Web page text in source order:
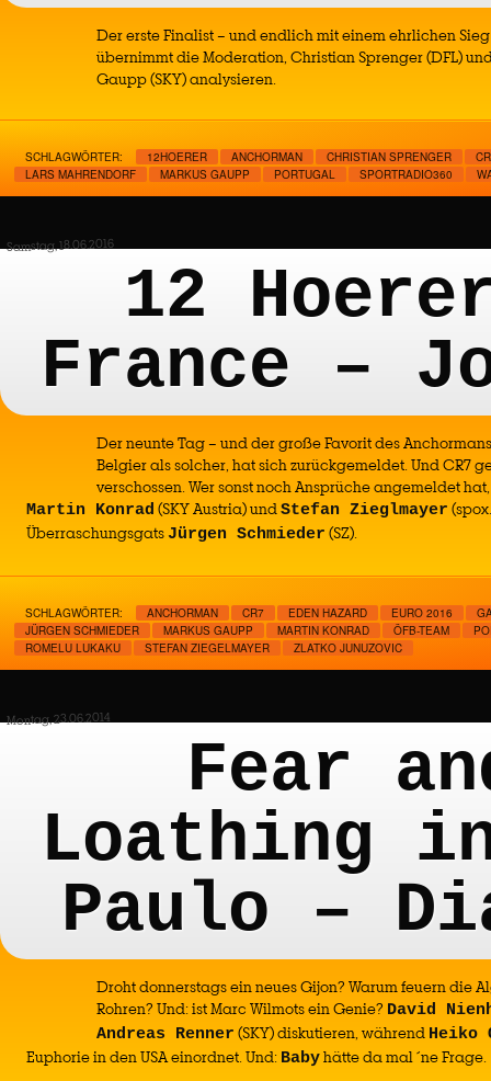
Der erste Finalist – und endlich mit einem ehrlichen
übernimmt die Moderation, Christian Sprenger (DFL)
Gaupp (SKY) analysieren.
SCHLAGWÖRTER: 12HOERER ANCHORMAN CHRISTIAN SPRENGER
LARS MAHRENDORF
MARKUS GAUPP PORTUGAL SPORTRADIO360
Samstag, 18.06.2016
12
France –
Der neunte Tag – und der große Favorit des
Belgier als solcher, hat sich zurückgemeldet. Und CR7
verschossen. Wer sonst noch Ansprüche angemeldet
Martin Konrad (SKY Austria) undStefan Zieglmayer
ÜberraschungsgatsJürgen Schmieder (SZ).
SCHLAGWÖRTER: ANCHORMAN CR7 EDEN HAZARD EURO 2016
JÜRGEN SCHMIEDER
MARKUS GAUPP MARTIN KONRAD ÖFB-TEAM
ROMELU LUKAKU
STEFAN ZIEGELMAYER ZLATKO JUNUZOVIC
Montag, 23.06.2014
Fear
Loathing
Paulo –
Droht donnerstags ein neues Gijon? Warum feuern die
Rohren? Und: ist Marc Wilmots ein Genie? David
Andreas Renner (SKY) diskutieren, während Heiko
Euphorie in den USA einordnet. Und: Babyhätte da mal ´ne Frage.